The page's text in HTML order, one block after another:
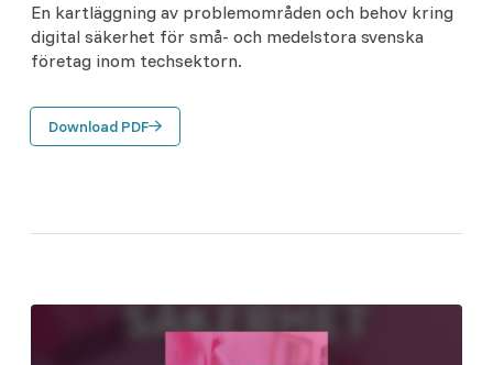
En kartläggning av problemområden och behov kring
digital säkerhet för små- och medelstora svenska
företag inom techsektorn.
Download PDF